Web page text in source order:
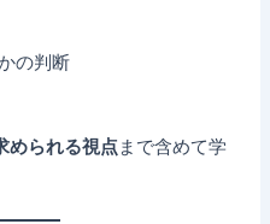
の判断
められる視点 まで含めて学